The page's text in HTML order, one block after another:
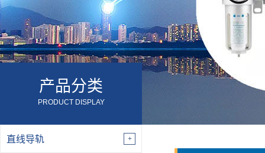
产品分类
PRODUCT DISPLAY
直线导轨